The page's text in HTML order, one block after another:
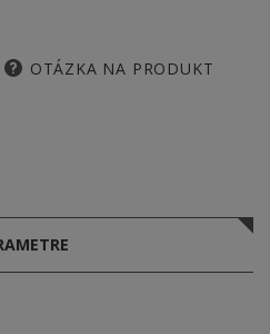
OTÁZKA NA PRODUKT